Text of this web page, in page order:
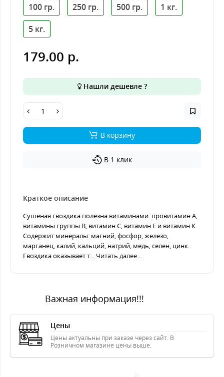
100 гр. 250 гр. 500 гр.
1 кг.
5 кг.
179.00 р.
Нашли дешевле ?
В корзину
В 1 клик
Краткое описание
Сушеная гвоздика полезна витаминами: провитамин А,
витамины группы В, витамин С, витамин Е и витамин К.
Содержит минералы: магний, фосфор, железо,
марганец, калий, кальций, натрий, медь, селен, цинк.
Гвоздика оказывает т... Читать далее...
Важная информация!!!
Цены
Цены актуальны при заказе через сайт. В
Розничном магазине цены выше.